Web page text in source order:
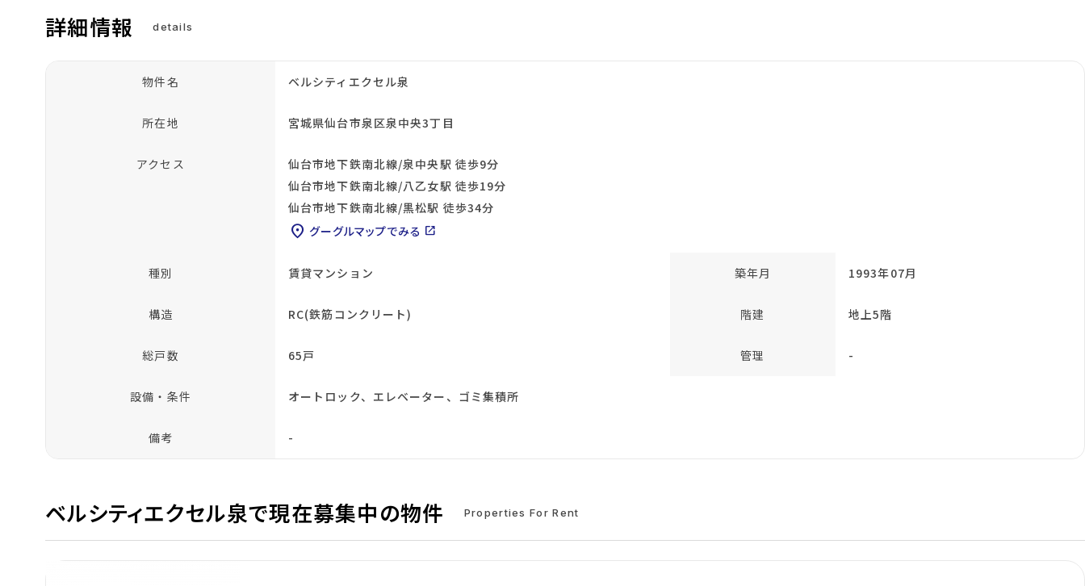
詳細情報 details
物件名 ベルシティエクセル泉
所在地 宮城県仙台市泉区泉中央3丁目
アクセス
仙台市地下鉄南北線/泉中央駅 徒歩9分
仙台市地下鉄南北線/八乙女駅 徒歩19分
仙台市地下鉄南北線/黒松駅 徒歩34分
location_on グーグルマップでみる open_in_new
種別 賃貸マンション 築年月 1993年07月
構造 RC(鉄筋コンクリート) 階建 地上5階
総戸数 65戸 管理 -
設備・条件 オートロック、エレベーター、ゴミ集積所
備考 -
ベルシティエクセル泉で現在募集中の物件 Properties For Rent